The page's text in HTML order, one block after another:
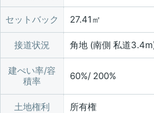
セットバック 27.41㎡
接道状況 角地 (南側 私道
建ぺい率/容
積率
60%/ 200%
土地権利 所有権